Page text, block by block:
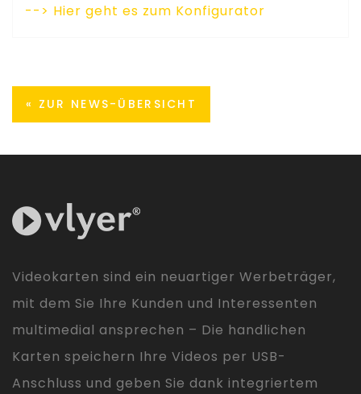
--> Hier geht es zum Konfigurator
« ZUR NEWS-ÜBERSICHT
Videokarten sind ein neuartiger Werbeträger,
mit dem Sie Ihre Kunden und Interessenten
multimedial ansprechen – Die handlichen
Karten speichern Ihre Videos per USB-
Anschluss und geben Sie dank integriertem